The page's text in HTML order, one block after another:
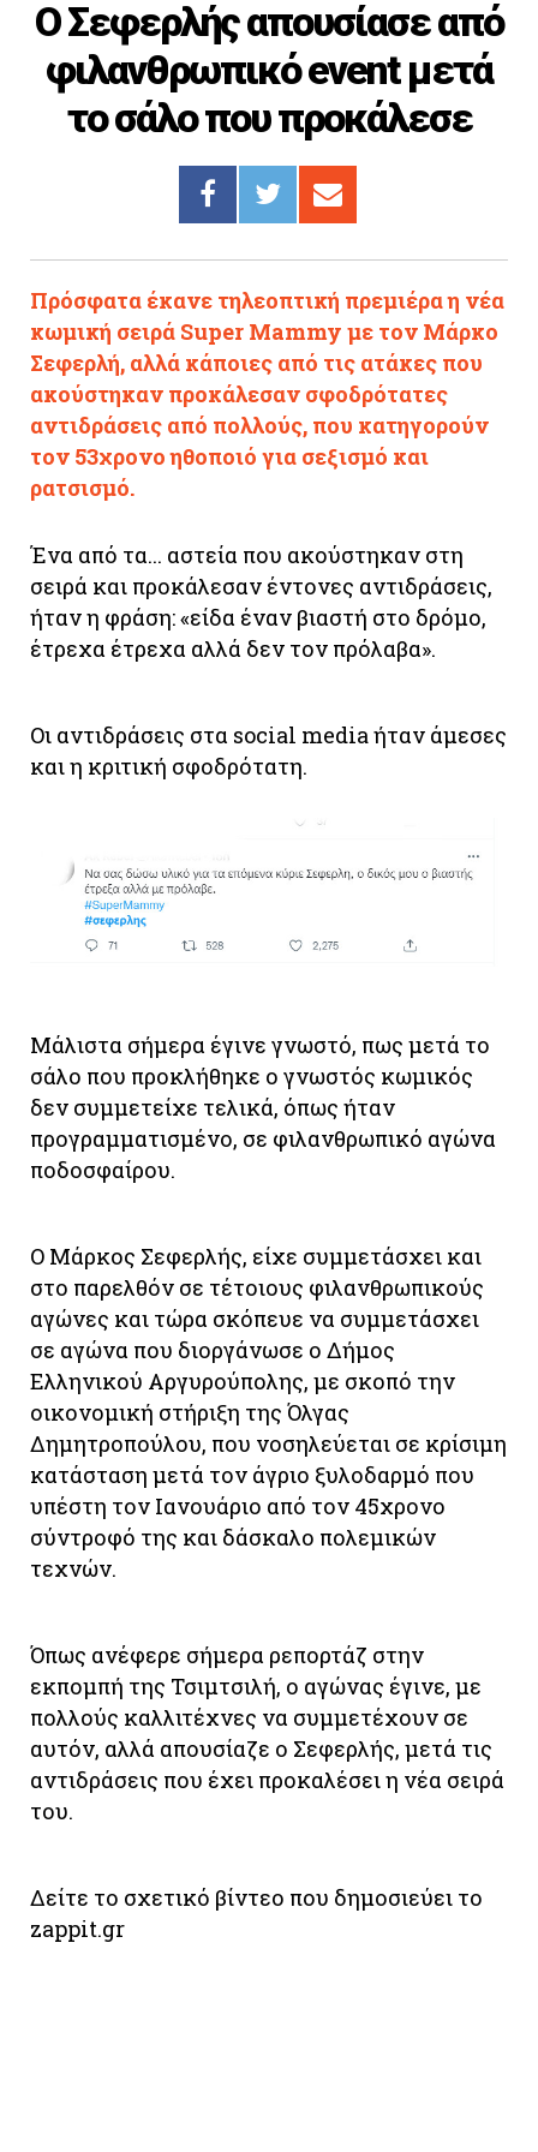
ΣΥΝΔΕΣΜΟΙ
O Σεφερλής απουσίασε από
φιλανθρωπικό event μετά
το σάλο που προκάλεσε
Πρόσφατα έκανε τηλεοπτική πρεμιέρα η νέα
κωμική σειρά Super Mammy με τον Μάρκο
Σεφερλή, αλλά κάποιες από τις ατάκες που
ακούστηκαν προκάλεσαν σφοδρότατες
αντιδράσεις από πολλούς, που κατηγορούν
τον 53χρονο ηθοποιό για σεξισμό και
ρατσισμό.
Ένα από τα... αστεία που ακούστηκαν στη
σειρά και προκάλεσαν έντονες αντιδράσεις,
ήταν η φράση: «είδα έναν βιαστή στο δρόμο,
έτρεχα έτρεχα αλλά δεν τον πρόλαβα».
Οι αντιδράσεις στα social media ήταν άμεσες
και η κριτική σφοδρότατη.
Μάλιστα σήμερα έγινε γνωστό, πως μετά το
σάλο που προκλήθηκε ο γνωστός κωμικός
δεν συμμετείχε τελικά, όπως ήταν
προγραμματισμένο, σε φιλανθρωπικό αγώνα
ποδοσφαίρου.
Ο Μάρκος Σεφερλής, είχε συμμετάσχει και
στο παρελθόν σε τέτοιους φιλανθρωπικούς
αγώνες και τώρα σκόπευε να συμμετάσχει
σε αγώνα που διοργάνωσε ο Δήμος
Ελληνικού Αργυρούπολης, με σκοπό την
οικονομική στήριξη της Όλγας
Δημητροπούλου, που νοσηλεύεται σε κρίσιμη
κατάσταση μετά τον άγριο ξυλοδαρμό που
υπέστη τον Ιανουάριο από τον 45χρονο
σύντροφό της και δάσκαλο πολεμικών
τεχνών.
Όπως ανέφερε σήμερα ρεπορτάζ στην
εκπομπή της Τσιμτσιλή, ο αγώνας έγινε, με
πολλούς καλλιτέχνες να συμμετέχουν σε
αυτόν, αλλά απουσίαζε ο Σεφερλής, μετά τις
αντιδράσεις που έχει προκαλέσει η νέα σειρά
του.
Δείτε το σχετικό βίντεο που δημοσιεύει το
zappit.gr